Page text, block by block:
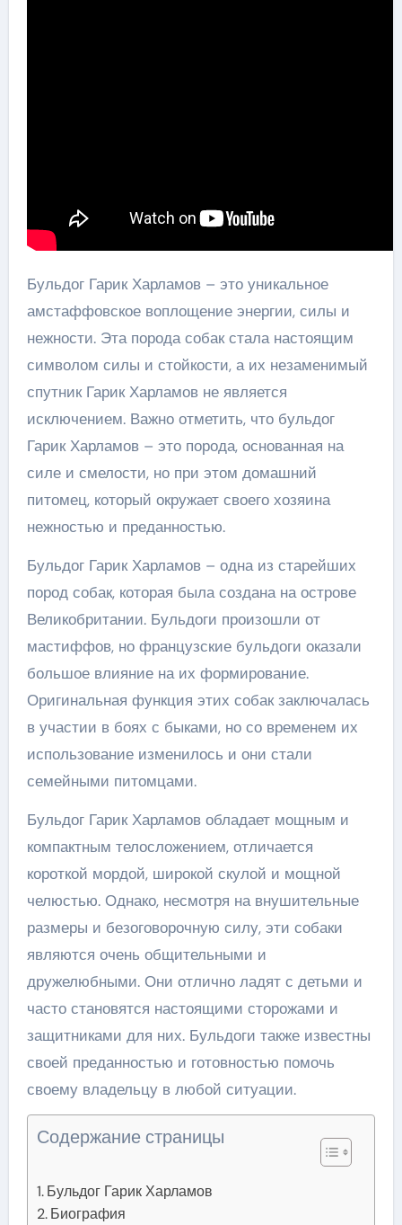
Бульдог Гарик Харламов – это уникальное
амстаффовское воплощение энергии, силы и
нежности. Эта порода собак стала настоящим
символом силы и стойкости, а их незаменимый
спутник Гарик Харламов не является
исключением. Важно отметить, что бульдог
Гарик Харламов – это порода, основанная на
силе и смелости, но при этом домашний
питомец, который окружает своего хозяина
нежностью и преданностью.
Бульдог Гарик Харламов – одна из старейших
пород собак, которая была создана на острове
Великобритании. Бульдоги произошли от
мастиффов, но французские бульдоги оказали
большое влияние на их формирование.
Оригинальная функция этих собак заключалась
в участии в боях с быками, но со временем их
использование изменилось и они стали
семейными питомцами.
Бульдог Гарик Харламов обладает мощным и
компактным телосложением, отличается
короткой мордой, широкой скулой и мощной
челюстью. Однако, несмотря на внушительные
размеры и безоговорочную силу, эти собаки
являются очень общительными и
дружелюбными. Они отлично ладят с детьми и
часто становятся настоящими сторожами и
защитниками для них. Бульдоги также известны
своей преданностью и готовностью помочь
своему владельцу в любой ситуации.
Содержание страницы
Бульдог Гарик Харламов
Биография